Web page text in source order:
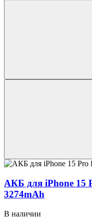
АКБ для iPhone 15
3274mAh
В наличии